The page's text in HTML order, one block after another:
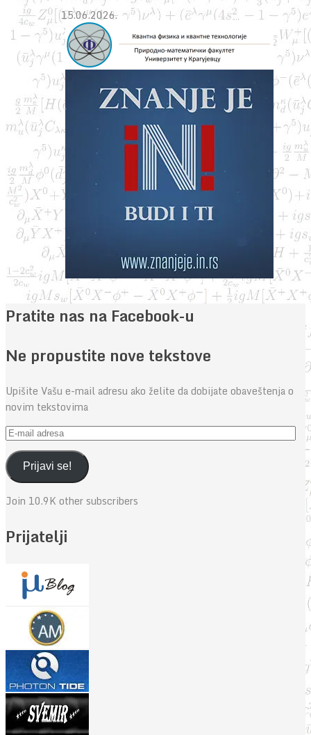
15.06.2026.
Pratite nas na Facebook-u
Ne propustite nove tekstove
Upišite Vašu e-mail adresu ako želite da dobijate obaveštenja o
novim tekstovima
E-
mail
adresaPrijavi se!
Join 10.9K other subscribers
Prijatelji